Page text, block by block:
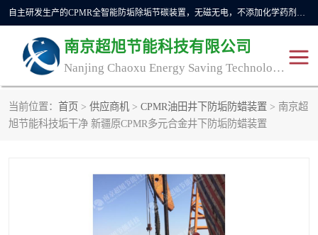
自主研发生产的CPMR全智能防垢除垢节碳装置，无磁无电，不添加化学药剂，*了国内纯物理除垢技术领域空白，其性能处于国际领先水平。广泛应用于石油炼化、钢铁冶炼、电力、煤矿、化工、供暖、压铸、汽车制造、涉水家电等行业。
南京超旭节能科技有限公司
Nanjing Chaoxu Energy Saving Technology Co., Ltd
当前位置： 首页 > 供应商机 > CPMR油田井下防垢防蜡装置 > 南京超
旭节能科技垢干净 新疆原CPMR多元合金井下防垢防蜡装置
CPMR CPMR全智能防垢除垢节
防蜡除蜡
锅炉除垢